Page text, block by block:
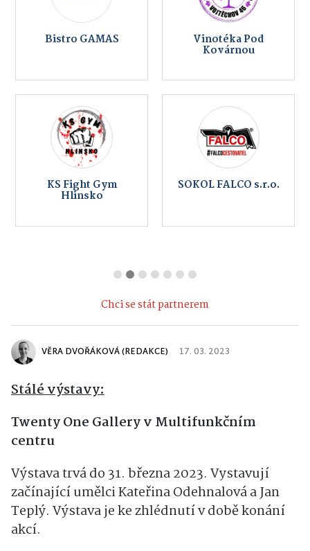
Bistro GAMAS Vinotéka Pod
Kovárnou
KS Fight Gym
Hlinsko
SOKOL FALCO s.r.o.
Chci se stát partnerem
VĚRA DVOŘÁKOVÁ (REDAKCE) 17. 03. 2023
Stálé výstavy:
Twenty One Gallery v Multifunkčním
centru
Výstava trvá do 31. března 2023. Vystavují
začínající umělci Kateřina Odehnalová a Jan
Teplý. Výstava je ke zhlédnutí v době konání
akcí.